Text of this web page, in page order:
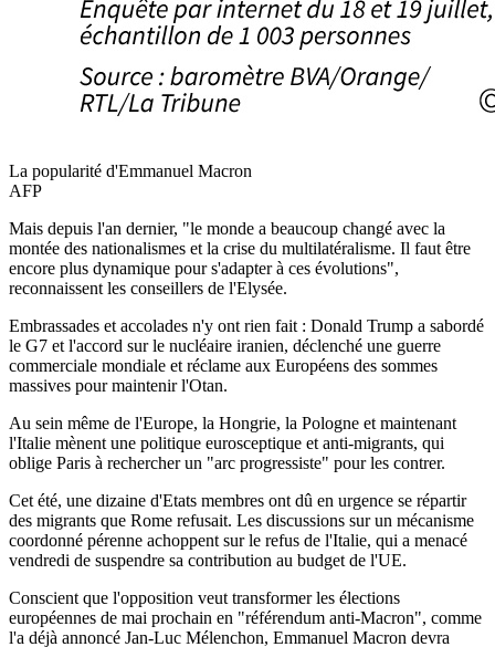
La popularité d'Emmanuel Macron
AFP
Mais depuis l'an dernier, "le monde a beaucoup changé avec la
montée des nationalismes et la crise du multilatéralisme. Il faut être
encore plus dynamique pour s'adapter à ces évolutions",
reconnaissent les conseillers de l'Elysée.
Embrassades et accolades n'y ont rien fait : Donald Trump a sabordé
le G7 et l'accord sur le nucléaire iranien, déclenché une guerre
commerciale mondiale et réclame aux Européens des sommes
massives pour maintenir l'Otan.
Au sein même de l'Europe, la Hongrie, la Pologne et maintenant
l'Italie mènent une politique eurosceptique et anti-migrants, qui
oblige Paris à rechercher un "arc progressiste" pour les contrer.
Cet été, une dizaine d'Etats membres ont dû en urgence se répartir
des migrants que Rome refusait. Les discussions sur un mécanisme
coordonné pérenne achoppent sur le refus de l'Italie, qui a menacé
vendredi de suspendre sa contribution au budget de l'UE.
Conscient que l'opposition veut transformer les élections
européennes de mai prochain en "référendum anti-Macron", comme
l'a déjà annoncé Jan-Luc Mélenchon, Emmanuel Macron devra